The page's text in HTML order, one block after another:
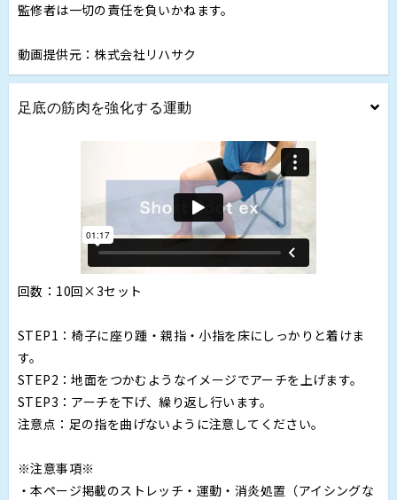
監修者は一切の責任を負いかねます。
動画提供元：株式会社リハサク
足底の筋肉を強化する運動
回数：10回×3セット
STEP1：椅子に座り踵・親指・小指を床にしっかりと着けま
す。
STEP2：地面をつかむようなイメージでアーチを上げます。
STEP3：アーチを下げ、繰り返し行います。
注意点：足の指を曲げないように注意してください。
※注意事項※
・本ページ掲載のストレッチ・運動・消炎処置（アイシングな